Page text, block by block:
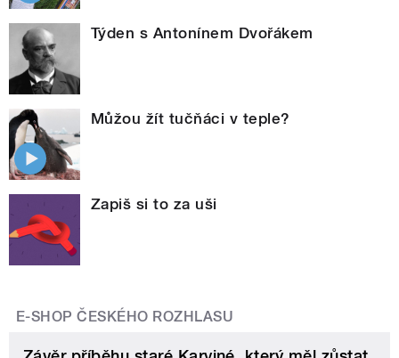
Týden s Antonínem Dvořákem
Můžou žít tučňáci v teple?
Zapiš si to za uši
E-SHOP ČESKÉHO ROZHLASU